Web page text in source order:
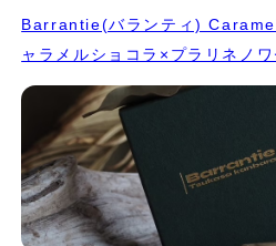
Barrantie(バランティ)
ャラメルショコラ×プラリネノワ